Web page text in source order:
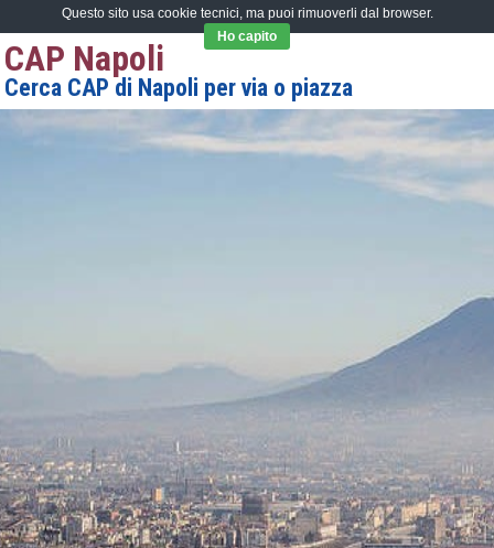
CAP Napoli
Cerca CAP di Napoli per via o piazza
Questo sito usa cookie tecnici, ma puoi rimuoverli dal browser.
Ho capito